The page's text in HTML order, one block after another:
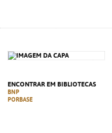
ENCONTRAR EM BIBLIOTECAS
BNP
PORBASE